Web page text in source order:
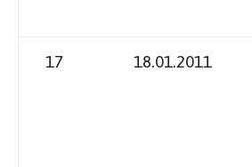
17 18.01.2011